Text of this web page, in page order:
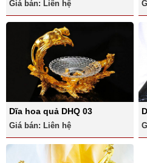
Giá bán: Liên hệ
Dĩa hoa quả DHQ 03
Giá bán: Liên hệ